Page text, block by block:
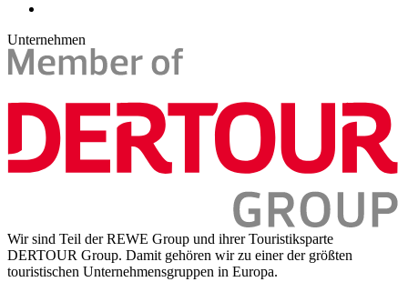
Unternehmen
Wir sind Teil der REWE Group und ihrer Touristiksparte
DERTOUR Group. Damit gehören wir zu einer der größten
touristischen Unternehmensgruppen in Europa.